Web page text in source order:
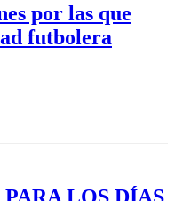
por las que
futbolera